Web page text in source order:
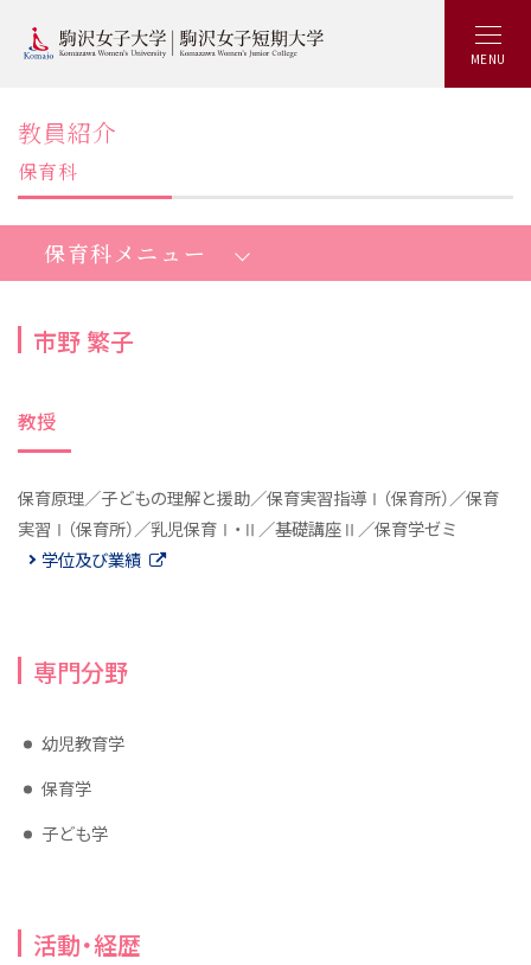
MENU
教員紹介
保育科
市野 繁子
教授
保育原理／子どもの理解と援助／保育実習指導Ⅰ（保育所）／保育
実習Ⅰ（保育所）／乳児保育Ⅰ・Ⅱ／基礎講座Ⅱ／保育学ゼミ
学位及び業績
専門分野
幼児教育学
保育学
子ども学
活動・経歴
保育科メニュー
少人数制ゼミ
施設
学びの概要
資格・免許&就職・進学実績
カリキュラム
ニュース&トピックス